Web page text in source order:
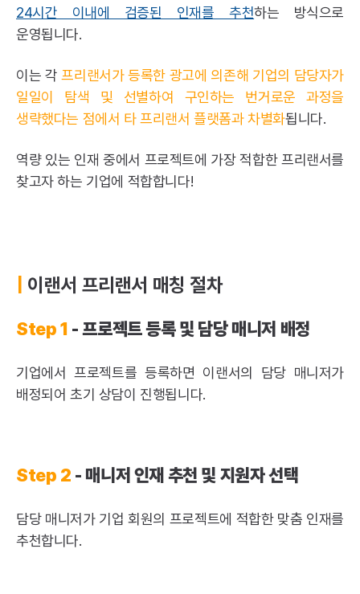
24시간 이내에 검증된 인재를 추천하는 방식으로
운영됩니다.
이는 각프리랜서가 등록한 광고에 의존해 기업의 담당자가
일일이 탐색 및 선별하여 구인하는 번거로운 과정을
생략했다는 점에서 타프리랜서 플랫폼과 차별화됩니다.
역량 있는 인재 중에서 프로젝트에 가장 적합한 프리랜서를
찾고자 하는 기업에 적합합니다!
이랜서 프리랜서 매칭 절차
Step 1 - 프로젝트 등록 및 담당 매니저 배정
기업에서 프로젝트를 등록하면 이랜서의 담당 매니저가
배정되어 초기 상담이 진행됩니다.
Step 2 - 매니저 인재 추천 및 지원자 선택
담당 매니저가 기업 회원의 프로젝트에 적합한 맞춤 인재를
추천합니다.